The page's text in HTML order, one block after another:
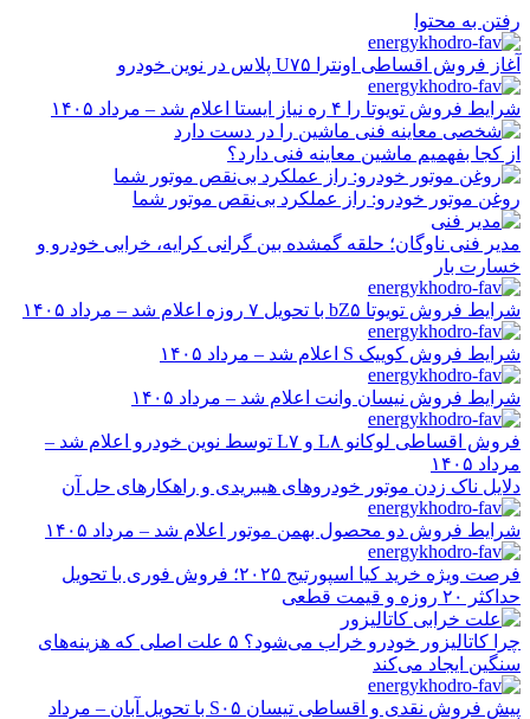
رفتن به محتوا
آغاز فروش اقساطی اونترا U۷۵ پلاس در نوین خودرو
شرایط فروش تویوتا را ۴ ره نیاز ایستا اعلام شد – مرداد ۱۴۰۵
از کجا بفهمیم ماشین معاینه فنی دارد؟
روغن موتور خودرو: راز عملکرد بی‌نقص موتور شما
مدیر فنی ناوگان؛ حلقه گمشده بین گرانی کرایه، خرابی خودرو و
خسارت بار
شرایط فروش تویوتا bZ۵ با تحویل ۷ روزه اعلام شد – مرداد ۱۴۰۵
شرایط فروش کوییک S اعلام شد – مرداد ۱۴۰۵
شرایط فروش نیسان وانت اعلام شد – مرداد ۱۴۰۵
فروش اقساطی لوکانو L۸ و L۷ توسط نوین خودرو اعلام شد –
مرداد ۱۴۰۵
دلایل ناک زدن موتور خودروهای هیبریدی و راهکارهای حل آن
شرایط فروش دو محصول بهمن موتور اعلام شد – مرداد ۱۴۰۵
فرصت ویژه خرید کیا اسپورتیج ۲۰۲۵؛ فروش فوری با تحویل
حداکثر ۲۰ روزه و قیمت قطعی
چرا کاتالیزور خودرو خراب می‌شود؟ ۵ علت اصلی که هزینه‌های
سنگین ایجاد می‌کند
پیش فروش نقدی و اقساطی تیسان S۰۵ با تحویل آبان – مرداد